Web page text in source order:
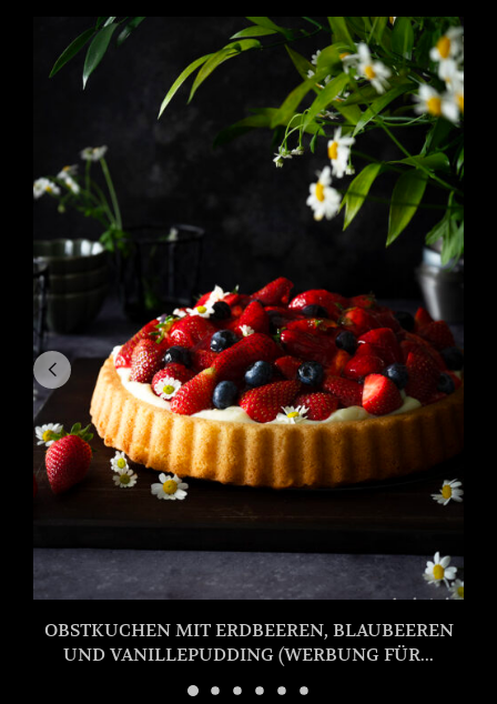
OBSTKUCHEN MIT ERDBEEREN, BLAUBEEREN
UND VANILLEPUDDING (WERBUNG FÜR...